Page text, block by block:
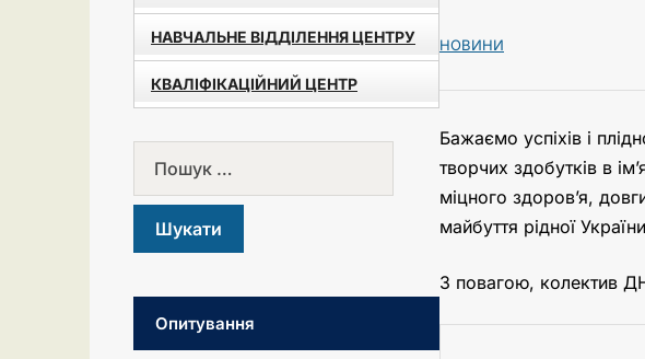
НОВИНИ
Бажаємо успіхів і
творчих здобутків в
міцного здоров’я,
майбуття рідної
З повагою, колектив
НАВЧАЛЬНЕ ВІДДІЛЕННЯ ЦЕНТРУ
КВАЛІФІКАЦІЙНИЙ ЦЕНТР
Опитування